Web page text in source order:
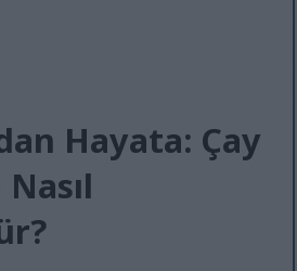
Hayata: Çay
Nasıl